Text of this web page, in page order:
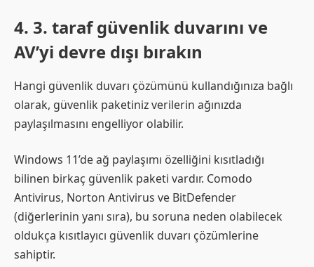
4. 3. taraf güvenlik duvarını ve
AV’yi devre dışı bırakın
Hangi güvenlik duvarı çözümünü kullandığınıza bağlı
olarak, güvenlik paketiniz verilerin ağınızda
paylaşılmasını engelliyor olabilir.
Windows 11’de ağ paylaşımı özelliğini kısıtladığı
bilinen birkaç güvenlik paketi vardır. Comodo
Antivirus, Norton Antivirus ve BitDefender
(diğerlerinin yanı sıra), bu soruna neden olabilecek
oldukça kısıtlayıcı güvenlik duvarı çözümlerine
sahiptir.